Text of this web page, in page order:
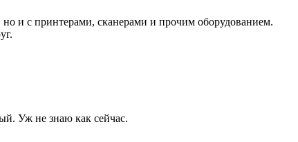
но и с принтерами, сканерами и прочим оборудованием.
Уж не знаю как сейчас.